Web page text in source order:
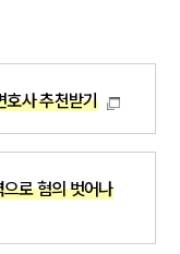
호사 추천받기
로 혐의 벗어나